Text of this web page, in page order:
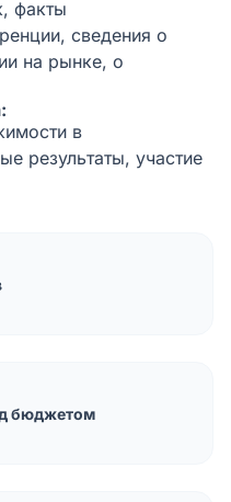
факты
сведения о
на рынке, о
в
результаты, участие
бюджетом